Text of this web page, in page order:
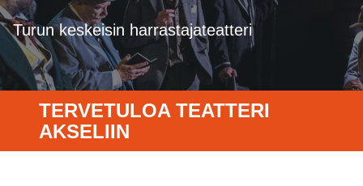
Turun keskeisin harrastajateatteri
TERVETULOA TEATTERI
AKSELIIN